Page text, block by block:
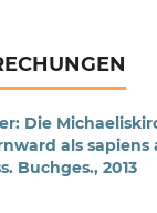
Die
als sapiens
Buchges., 2013